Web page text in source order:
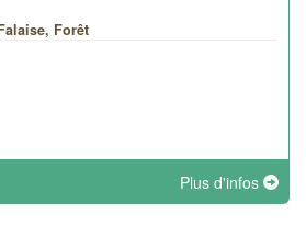
Forêt
Plus d'infos